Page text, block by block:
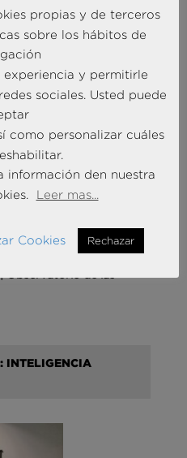
su crecimiento en
de Francisco Puertas
de Human Capital
INTELIGENCIA
INTELIGENCIA
propias y de terceros
sobre los hábitos de
experiencia y permitirle
sociales. Usted puede
como personalizar cuáles
información den nuestra
Leer mas...
Cookies Rechazar